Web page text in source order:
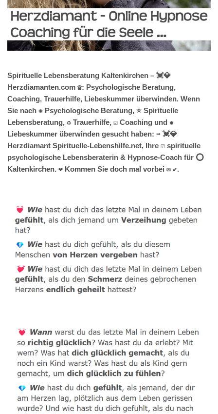
Spirituelle Lebensberatung Kaltenkirchen – 💓️💎
Herzdiamanten.com ☎️: Psychologische Beratung,
Coaching, Trauerhilfe, Liebeskummer überwinden. Wenn
Sie nach ✺ Psychologische Beratung, ⭐ Spirituelle
Lebensberatung, ♻ Trauerhilfe, ☑️ Coaching und ✹
Liebeskummer überwinden gesucht haben: ➡️ 💓️💎
Herzdiamant Spirituelle-Lebenshilfe.net, Ihre ☑️ spirituelle
psychologische Lebensberaterin & Hypnose-Coach für ⭕
Kaltenkirchen. ❤ Kommen Sie doch mal vorbei ✉ ✔.